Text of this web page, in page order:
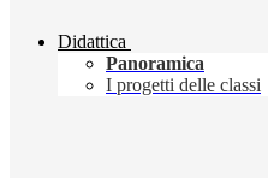
Didattica
Panoramica
I progetti delle classi